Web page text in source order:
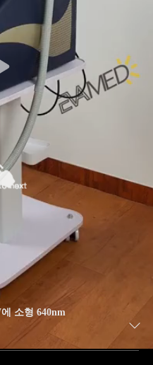
소형 640nm